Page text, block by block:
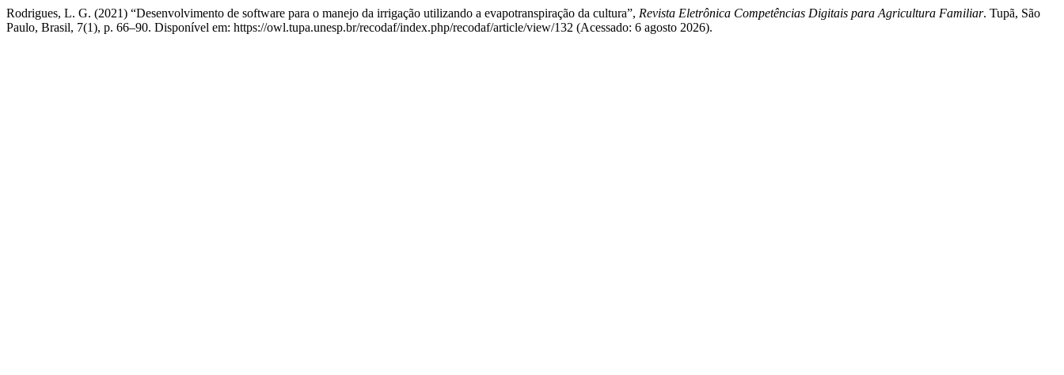
Rodrigues, L. G. (2021) “Desenvolvimento de software para o manejo da irrigação utilizando a evapotranspiração da cultura”, Revista Eletrônica Competências Digitais para Agricultura Familiar. Tupã, São
Paulo, Brasil, 7(1), p. 66–90. Disponível em: https://owl.tupa.unesp.br/recodaf/index.php/recodaf/article/view/132 (Acessado: 6 agosto 2026).